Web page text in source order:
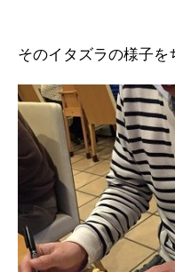
そのイタズラの様子を